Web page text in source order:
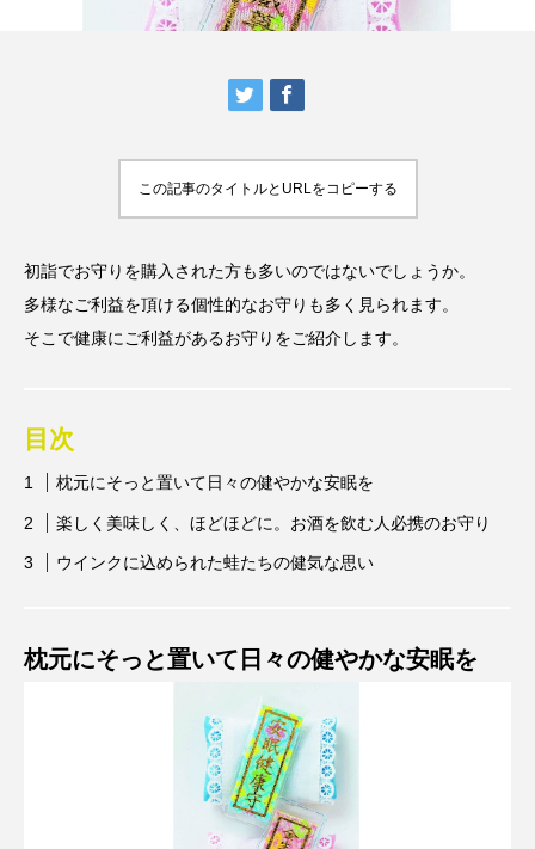
この記事のタイトルとURLをコピーする
初詣でお守りを購入された方も多いのではないでしょうか。
多様なご利益を頂ける個性的なお守りも多く見られます。
そこで健康にご利益があるお守りをご紹介します。
目次
枕元にそっと置いて日々の健やかな安眠を
楽しく美味しく、ほどほどに。お酒を飲む人必携のお守り
ウインクに込められた蛙たちの健気な思い
枕元にそっと置いて日々の健やかな安眠を